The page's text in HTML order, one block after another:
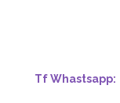
Telf.
Telf.
Tf Whastsapp: